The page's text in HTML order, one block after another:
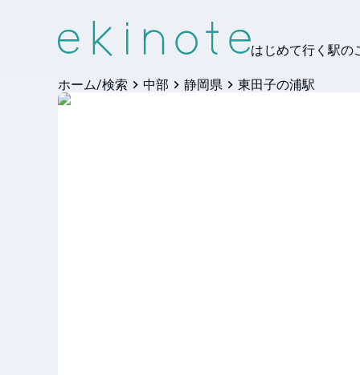
はじめて行く駅の
ホーム/検索 中部 静岡県 東田子の浦駅